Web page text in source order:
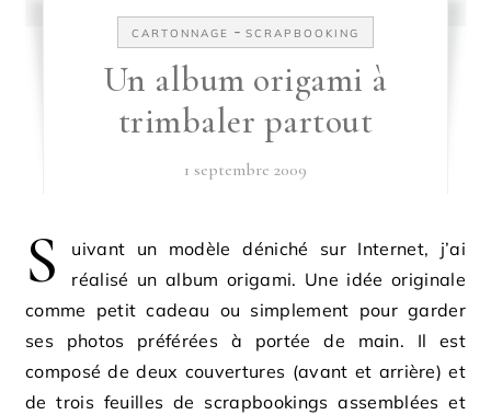
CARTONNAGE - SCRAPBOOKING
Un album origami à
trimbaler partout
1 septembre 2009
S
uivant un modèle déniché sur Internet, j’ai
réalisé un album origami. Une idée originale
comme petit cadeau ou simplement pour garder
ses photos préférées à portée de main. Il est
composé de deux couvertures (avant et arrière) et
de trois feuilles de scrapbookings assemblées et